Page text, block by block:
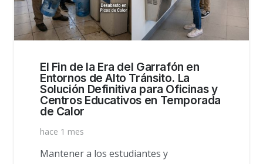
El Fin de la Era del Garrafón en
Entornos de Alto Tránsito. La
Solución Definitiva para Oficinas y
Centros Educativos en Temporada
de Calor
hace 1 mes
Mantener a los estudiantes y